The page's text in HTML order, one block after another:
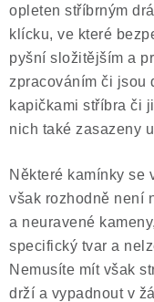
opleten stříbrným
klícku, ve které
pyšní složitějším a
zpracováním či jsou
kapičkami stříbra či
nich také zasazeny
Některé kamínky se
však rozhodně není
a neuravené
specifický tvar a
Nemusíte mít však
drží a vypadnout v